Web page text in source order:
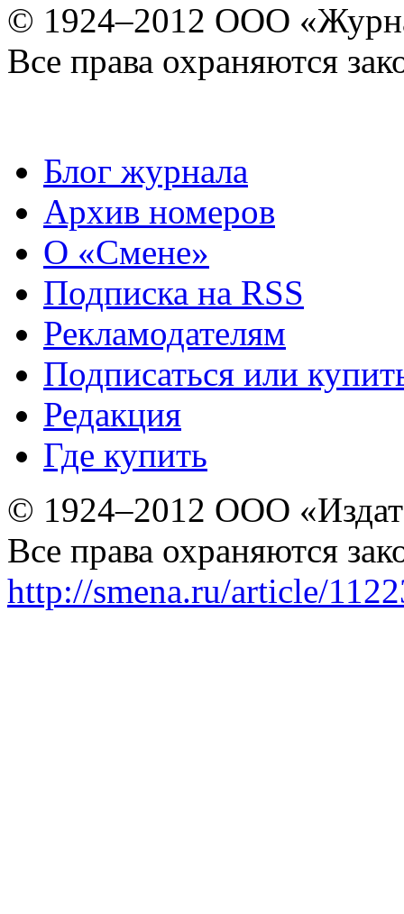
© 1924–2012 ООО
Все права охраняются
Блог журнала
Архив номеров
О «Смене»
Подписка на RSS
Рекламодателям
Подписаться или
Редакция
Где купить
© 1924–2012 ООО
Все права охраняются
http://smena.ru/article/